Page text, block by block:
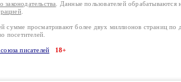
законодательства . Данные пользователей обрабатываются
.
сумме просматривают более двух миллионов страниц
посетителей.
писателей 18+